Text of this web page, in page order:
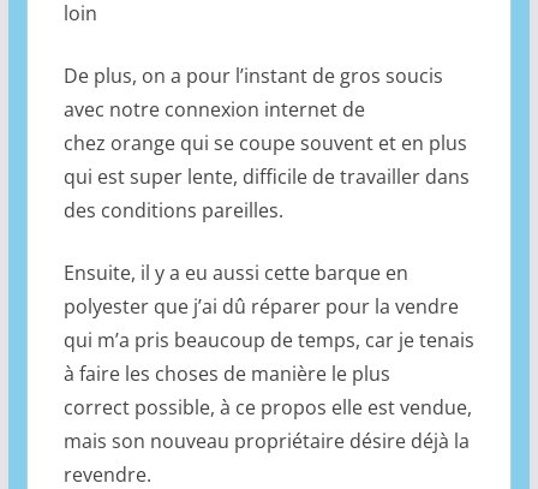
loin
De plus, on a pour l’instant de gros soucis
avec notre connexion internet de
chez orange qui se coupe souvent et en plus
qui est super lente, difficile de travailler dans
des conditions pareilles.
Ensuite, il y a eu aussi cette barque en
polyester que j’ai dû réparer pour la vendre
qui m’a pris beaucoup de temps, car je tenais
à faire les choses de manière le plus
correct possible, à ce propos elle est vendue,
mais son nouveau propriétaire désire déjà la
revendre.